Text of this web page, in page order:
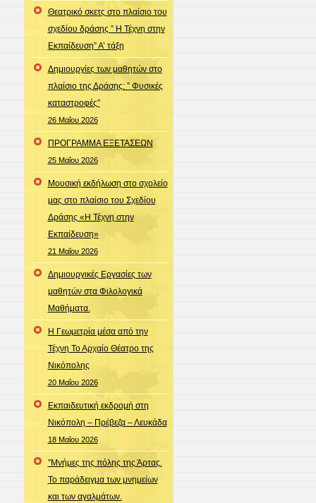
Θεατρικό σκετς στο πλαίσιο του
σχεδίου δράσης ” Η Τέχνη στην
Εκπαίδευση” Α’ τάξη
Δημιουργίες των μαθητών στο
πλαίσιο της Δράσης: ” Φυσικές
καταστροφές”
26 Μαΐου 2026
ΠΡΟΓΡΑΜΜΑ ΕΞΕΤΑΣΕΩΝ
25 Μαΐου 2026
Μουσική εκδήλωση στο σχολείο
μας στο πλαίσιο του Σχεδίου
Δράσης «Η Τέχνη στην
Εκπαίδευση»
21 Μαΐου 2026
Δημιουργικές Εργασίες των
μαθητών στα Φιλολογικά
Μαθήματα.
Η Γεωμετρία μέσα από την
Τέχνη Το Αρχαίο Θέατρο της
Νικόπολης
20 Μαΐου 2026
Εκπαιδευτική εκδρομή στη
Νικόπολη – Πρέβεζα – Λευκάδα
18 Μαΐου 2026
”Μνήμες της πόλης της Άρτας.
Το παράδειγμα των μνημείων
και των αγαλμάτων.